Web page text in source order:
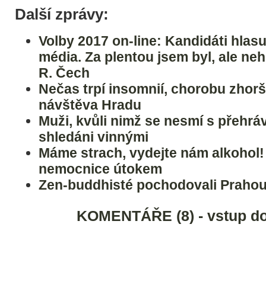
Další zprávy:
Volby 2017 on-line: Kandidáti
média. Za plentou jsem byl, ale
R. Čech
Nečas trpí insomnií, chorobu
návštěva Hradu
Muži, kvůli nimž se nesmí s
shledáni vinnými
Máme strach, vydejte nám
nemocnice útokem
Zen-buddhisté pochodovali
KOMENTÁŘE (8) - vstup